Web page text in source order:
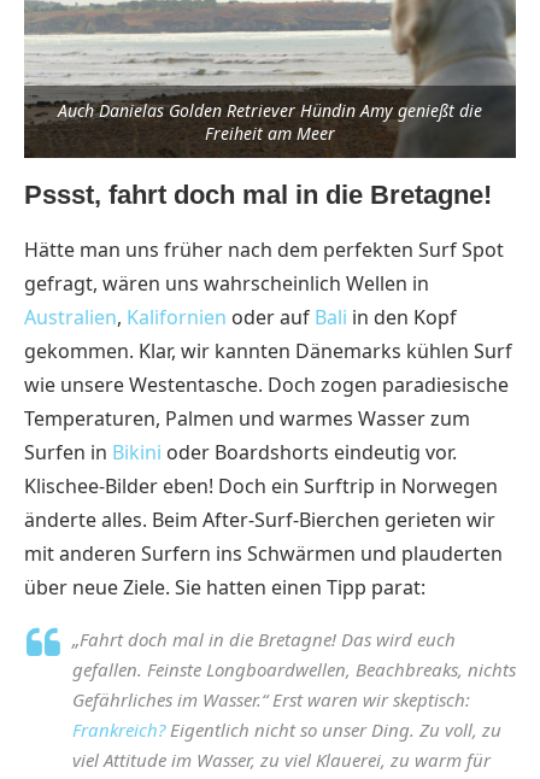
Auch Danielas Golden Retriever Hündin Amy genießt die
Freiheit am Meer
Pssst, fahrt doch mal in die Bretagne!
Hätte man uns früher nach dem perfekten Surf Spot
gefragt, wären uns wahrscheinlich Wellen in
Australien, Kalifornien oder auf Bali in den Kopf
gekommen. Klar, wir kannten Dänemarks kühlen Surf
wie unsere Westentasche. Doch zogen paradiesische
Temperaturen, Palmen und warmes Wasser zum
Surfen in Bikini oder Boardshorts eindeutig vor.
Klischee-Bilder eben! Doch ein Surftrip in Norwegen
änderte alles. Beim After-Surf-Bierchen gerieten wir
mit anderen Surfern ins Schwärmen und plauderten
über neue Ziele. Sie hatten einen Tipp parat:
„Fahrt doch mal in die Bretagne! Das wird euch
gefallen. Feinste Longboardwellen, Beachbreaks, nichts
Gefährliches im Wasser.“ Erst waren wir skeptisch:
Frankreich?Eigentlich nicht so unser Ding. Zu voll, zu
viel Attitude im Wasser, zu viel Klauerei, zu warm für